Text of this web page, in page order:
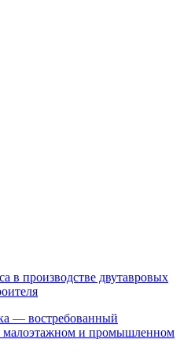
производстве двутавровых
— востребованный
малоэтажном и промышленном